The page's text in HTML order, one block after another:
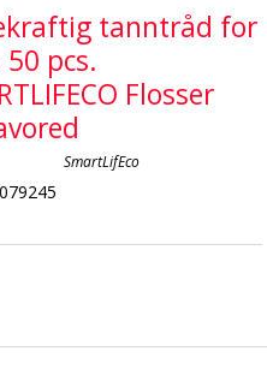
tanntråd for
pcs.
Flosser
SmartLifEco